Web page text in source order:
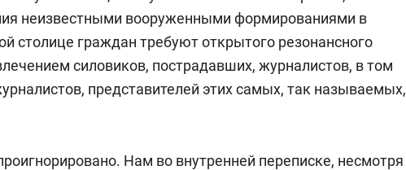
неизвестными вооруженными формированиями в
столице граждан требуют открытого резонансного
силовиков, пострадавших, журналистов, в том
представителей этих самых, так называемых,
Нам во внутренней переписке, несмотря